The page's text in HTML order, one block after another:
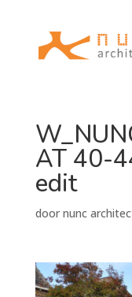
AT 40-
edit
door nunc